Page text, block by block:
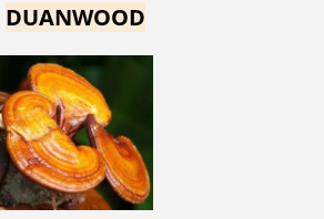
DUANWOOD